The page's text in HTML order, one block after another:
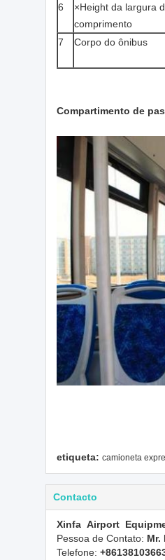
6
×Height da largura
comprimento
7 Corpo do ônibus
Compartimento de
etiqueta: camioneta
Contacto
Xinfa Airport
Pessoa de Contato: Mr.
Telefone: